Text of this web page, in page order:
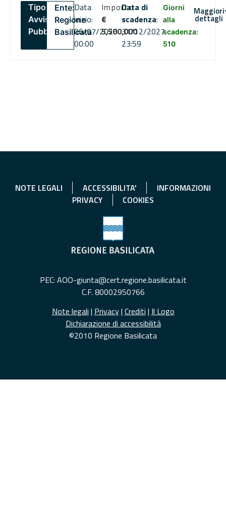
Tipo:
Avviso
Pubblico
Ente:
Regione
Basilicata
Data
inizio:
06/07/2026
00:00
Importo
€
5,500,000
Data di
scadenza:
31/12/2027
23:59
Giorni
alla
scadenza:
510
Maggiori
dettagli
NOTE LEGALI ACCESSIBILITA'
INFORMAZIONI
PRIVACY
COOKIES
PEC: AOO-giunta@cert.regione.basilicata.it
C.F. 80002950766
Note legali | Privacy| Crediti | Il Logo
Dichiarazione di accessibilità
©2010 Regione Basilicata